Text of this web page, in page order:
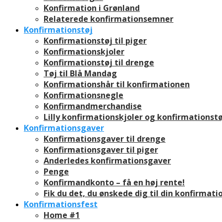
Konfirmation i Grønland
Relaterede konfirmationsemner
Konfirmationstøj
Konfirmationstøj til piger
Konfirmationskjoler
Konfirmationstøj til drenge
Tøj til Blå Mandag
Konfirmationshår til konfirmationen
Konfirmationsnegle
Konfirmandmerchandise
Lilly konfirmationskjoler og
Konfirmationsgaver
Konfirmationsgaver til drenge
Konfirmationsgaver til piger
Anderledes konfirmationsgaver
Penge
Konfirmandkonto – få en høj rente!
Fik du det, du ønskede dig til din
Konfirmationsfest
Home #1